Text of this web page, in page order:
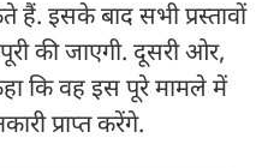
इसके बाद सभी प्रस्तावों
की जाएगी. दूसरी ओर,
कि वह इस पूरे मामले में
प्राप्त करेंगे.